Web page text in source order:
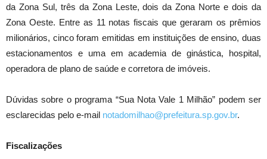
da Zona Sul, três da Zona Leste, dois da Zona Norte e dois da
Zona Oeste. Entre as 11 notas fiscais que geraram os prêmios
milionários, cinco foram emitidas em instituições de ensino, duas
estacionamentos e uma em academia de ginástica, hospital,
operadora de plano de saúde e corretora de imóveis.
Dúvidas sobre o programa “Sua Nota Vale 1 Milhão” podem ser
esclarecidas pelo e-mail notadomilhao@prefeitura.sp.gov.br.
Fiscalizações